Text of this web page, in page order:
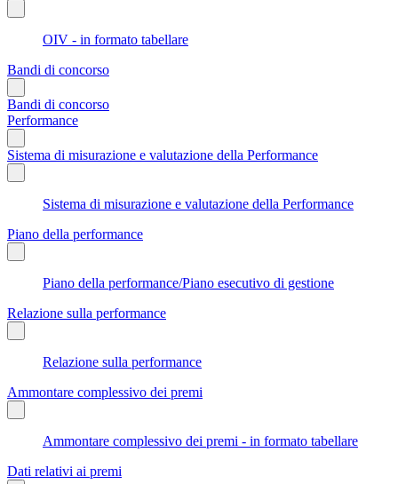
OIV - in formato tabellare
Bandi di concorso
Bandi di concorso
Performance
Sistema di misurazione e valutazione della Performance
Sistema di misurazione e valutazione della Performance
Piano della performance
Piano della performance/Piano esecutivo di gestione
Relazione sulla performance
Relazione sulla performance
Ammontare complessivo dei premi
Ammontare complessivo dei premi - in formato tabellare
Dati relativi ai premi